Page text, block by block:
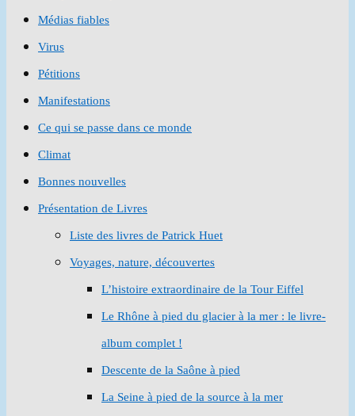
Médias fiables
Virus
Pétitions
Manifestations
Ce qui se passe dans ce monde
Climat
Bonnes nouvelles
Présentation de Livres
Liste des livres de Patrick Huet
Voyages, nature, découvertes
L’histoire extraordinaire de la Tour Eiffel
Le Rhône à pied du glacier à la mer : le livre-
album complet !
Descente de la Saône à pied
La Seine à pied de la source à la mer